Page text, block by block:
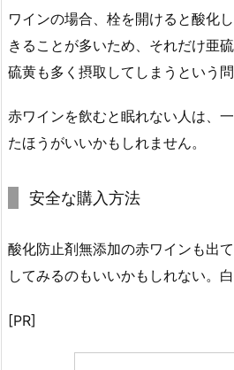
ワインの場合、栓を開けると酸化
きることが多いため、それだけ亜
硫黄も多く摂取してしまうという問
赤ワインを飲むと眠れない人は、
たほうがいいかもしれません。
安全な購入方法
酸化防止剤無添加の赤ワインも出
してみるのもいいかもしれない。
[PR]